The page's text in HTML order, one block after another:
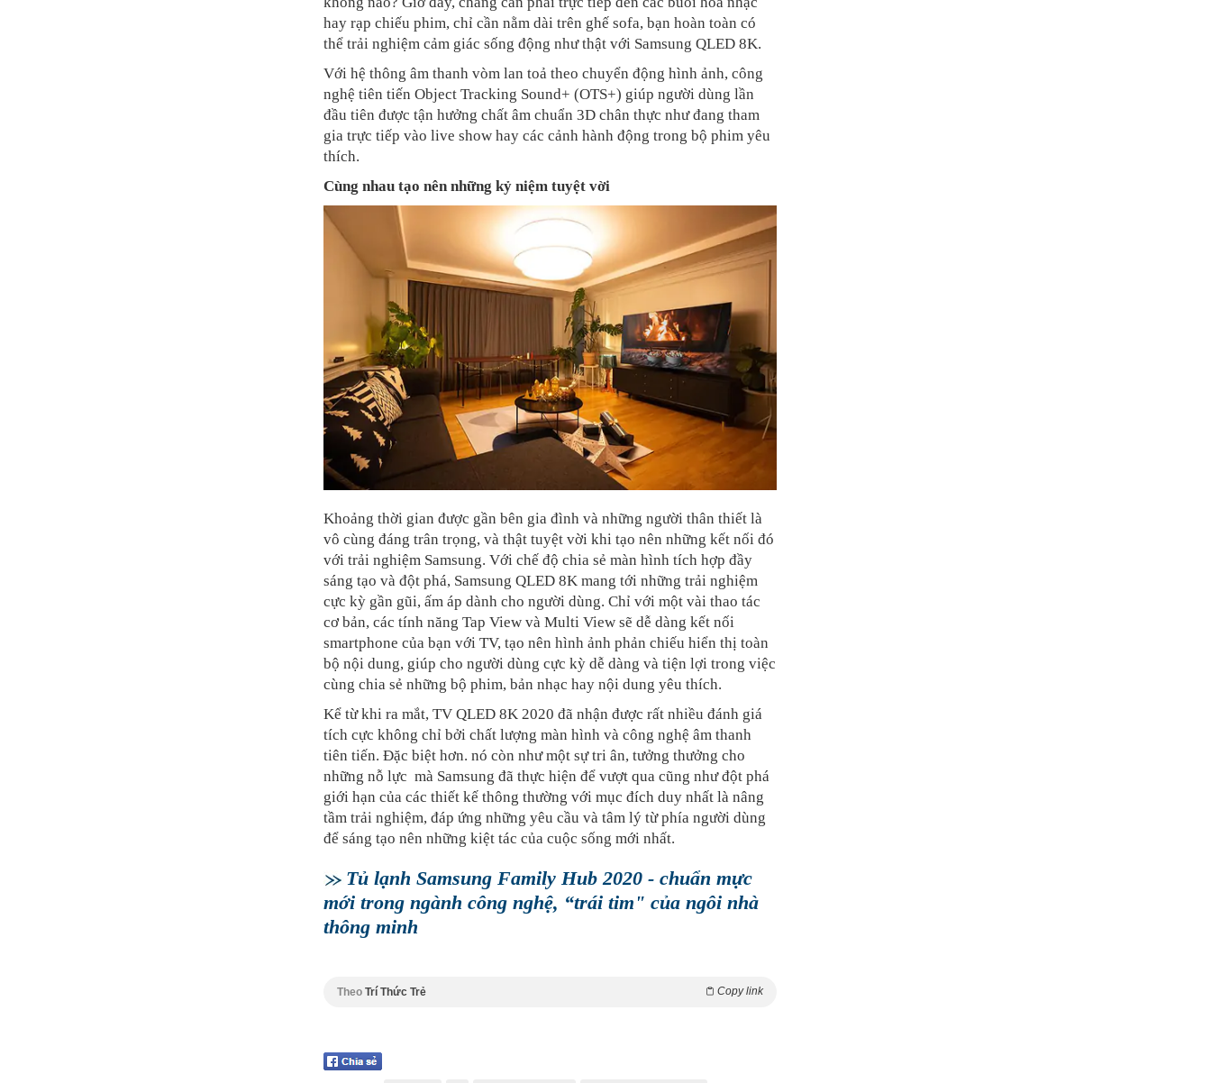
hay rạp chiếu phim, chỉ cần nằm dài trên ghế sofa, bạn hoàn toàn có
thể trải nghiệm cảm giác sống động như thật với Samsung QLED 8K.
Với hệ thông âm thanh vòm lan toả theo chuyển động hình ảnh, công
nghệ tiên tiến Object Tracking Sound+ (OTS+) giúp người dùng lần
đầu tiên được tận hưởng chất âm chuẩn 3D chân thực như đang tham
gia trực tiếp vào live show hay các cảnh hành động trong bộ phim yêu
thích.
Cùng nhau tạo nên những kỷ niệm tuyệt vời
Khoảng thời gian được gần bên gia đình và những người thân thiết là
vô cùng đáng trân trọng, và thật tuyệt vời khi tạo nên những kết nối đó
với trải nghiệm Samsung. Với chế độ chia sẻ màn hình tích hợp đầy
sáng tạo và đột phá, Samsung QLED 8K mang tới những trải nghiệm
cực kỳ gần gũi, ấm áp dành cho người dùng. Chỉ với một vài thao tác
cơ bản, các tính năng Tap View và Multi View sẽ dễ dàng kết nối
smartphone của bạn với TV, tạo nên hình ảnh phản chiếu hiển thị toàn
bộ nội dung, giúp cho người dùng cực kỳ dễ dàng và tiện lợi trong việc
cùng chia sẻ những bộ phim, bản nhạc hay nội dung yêu thích.
Kể từ khi ra mắt, TV QLED 8K 2020 đã nhận được rất nhiều đánh giá
tích cực không chỉ bởi chất lượng màn hình và công nghệ âm thanh
tiên tiến. Đặc biệt hơn. nó còn như một sự tri ân, tưởng thưởng cho
những nỗ lực mà Samsung đã thực hiện để vượt qua cũng như đột phá
giới hạn của các thiết kế thông thường với mục đích duy nhất là nâng
tầm trải nghiệm, đáp ứng những yêu cầu và tâm lý từ phía người dùng
để sáng tạo nên những kiệt tác của cuộc sống mới nhất.
Tủ lạnh Samsung Family Hub 2020 - chuẩn mực
mới trong ngành công nghệ, “trái tim" của ngôi nhà
thông minh
Theo Trí Thức Trẻ Copy link